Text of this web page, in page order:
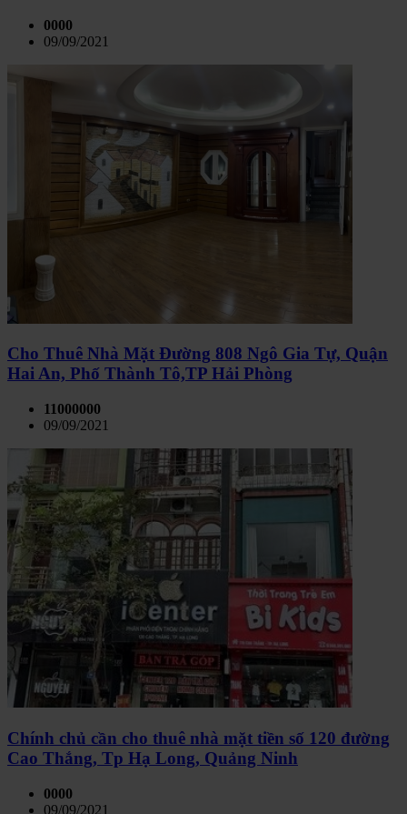
0000
09/09/2021
Cho Thuê Nhà Mặt Đường 808 Ngô Gia Tự, Quận
Hai An, Phố Thành Tô,TP Hải Phòng
11000000
09/09/2021
Chính chủ cần cho thuê nhà mặt tiền số 120 đường
Cao Thắng, Tp Hạ Long, Quảng Ninh
0000
09/09/2021